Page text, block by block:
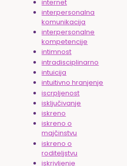
internet
interpersonalna
komunikacija
interpersonalne
kompetencije
intimnost
intradisciplinarno
intuicija
intuitivno hranjenje
iscrpljenost
isključivanje
iskreno
iskreno o
majčinstvu
iskreno o
roditeljstvu
iskrivljenje